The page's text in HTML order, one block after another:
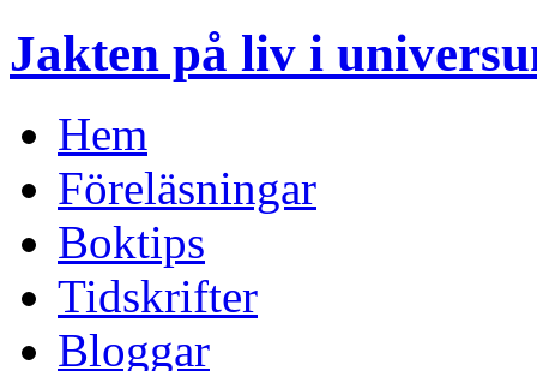
Jakten på liv i
Hem
Föreläsningar
Boktips
Tidskrifter
Bloggar